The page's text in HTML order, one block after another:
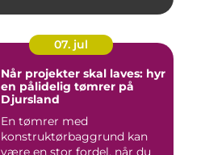
07. jul
Når projekter skal laves: hyr
en pålidelig tømrer på
Djursland
En tømrer med
konstruktørbaggrund kan
være en stor fordel, når du